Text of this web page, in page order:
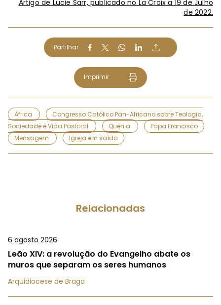
Artigo de Lucie Sarr, publicado no La Croix a 19 de Julho
de 2022.
Partilhar
Imprimir
África
Congresso Católico Pan-Africano sobre Teologia,
Sociedade e Vida Pastoral
Quénia
Papa Francisco
Mensagem
Igreja em saída
Relacionadas
6 agosto 2026
Leão XIV: a revolução do Evangelho abate os
muros que separam os seres humanos
Arquidiocese de Braga